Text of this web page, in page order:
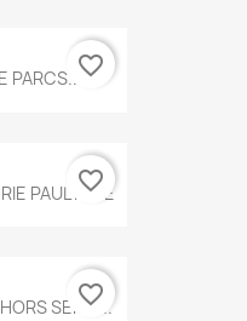
PARCS...favorite_border
PAUL KLEE
favorite_border
SERIE...
favorite_border